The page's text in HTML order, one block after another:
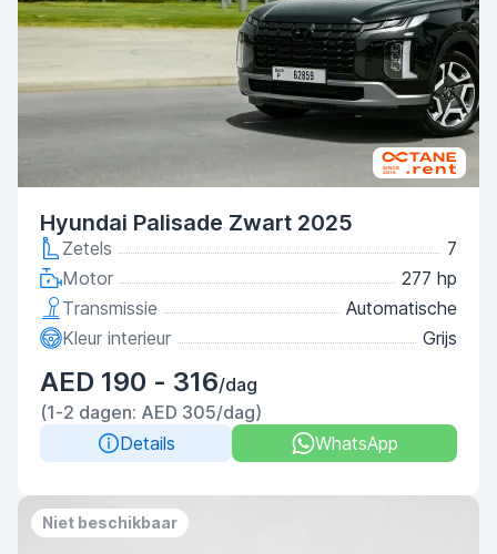
Hyundai Palisade Zwart 2025
Zetels
7
Motor
277 hp
Transmissie
Automatische
Kleur interieur
Grijs
AED 190 - 316/dag
(1-2 dagen: AED 305/dag)
Details
WhatsApp
Niet beschikbaar